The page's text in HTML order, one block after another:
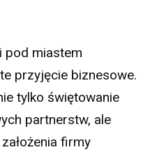
pod miastem
przyjęcie biznesowe.
tylko świętowanie
partnerstw, ale
firmy